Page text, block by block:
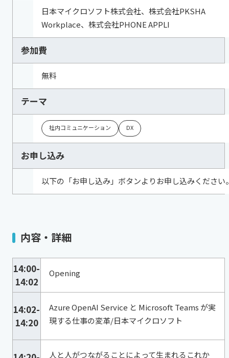
日本マイクロソフト株式会社、株式会社PKSHA
Workplace、株式会社PHONE APPLI
参加費
無料
テーマ
社内コミュニケーション DX
お申し込み
以下の「お申し込み」ボタンよりお申し込みください
内容・詳細
14:00-
14:02
Opening
14:02-
14:20
Azure OpenAI Service と Microsoft Teams が実
現する仕事の変革/日本マイクロソフト
人と人がつながることによって生まれるこれか